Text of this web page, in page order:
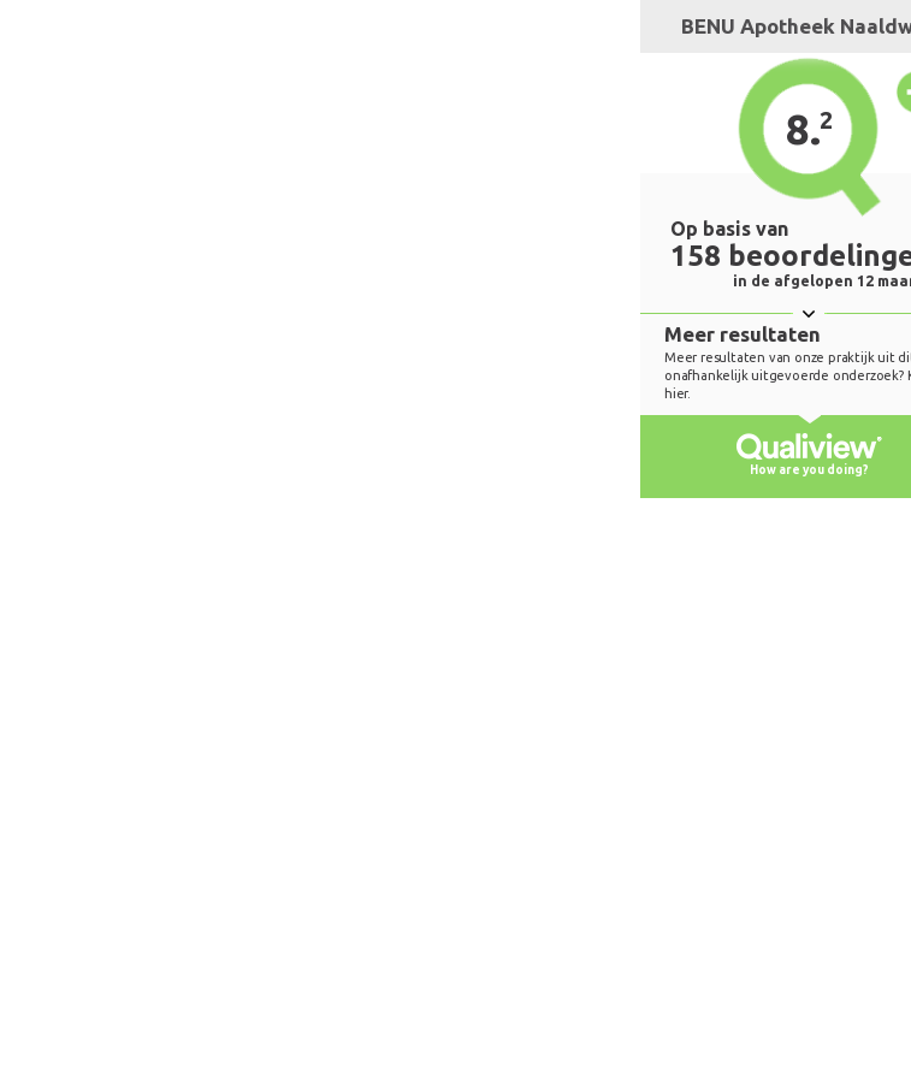
BENU Apotheek
8.2
Op basis van
158
in de afgelopen 12
Meer resultaten
Meer resultaten van onze praktijk uit
onafhankelijk uitgevoerde onderzoek?
hier.
How are you doing?